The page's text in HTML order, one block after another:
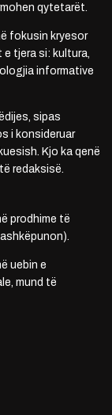
qytetarët.
fokusin kryesor
tjera si: kultura,
informative
sipas
i konsideruar
Kjo ka qenë
redaksisë.
prodhime të
uebin e
mund të